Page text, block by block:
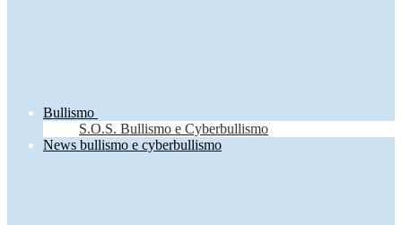
Bullismo
S.O.S. Bullismo e Cyberbullismo
News bullismo e cyberbullismo